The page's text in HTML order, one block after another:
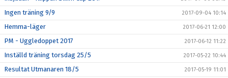
Ingen träning 9/9 2017-09-04 10:14
Hemma-läger 2017-06-21 12:00
PM - Uggledoppet 2017 2017-06-12 11:22
Inställd träning torsdag 25/5 2017-05-22 10:44
Resultat Utmanaren 18/5 2017-05-19 11:01